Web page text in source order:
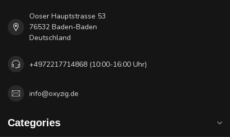
Ooser Hauptstrasse 53
76532 Baden-Baden
Deutschland
+4972217714868 (10:00-16:00 Uhr)
info@oxyzig.de
Categories